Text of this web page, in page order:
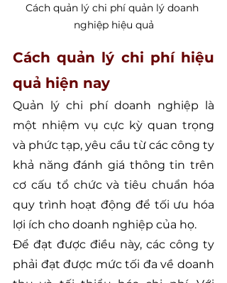
Cách quản lý chi phí quản lý doanh
nghiệp hiệu quả
Cách quản lý chi phí hiệu
quả hiện nay
Quản lý chi phí doanh nghiệp là
một nhiệm vụ cực kỳ quan trọng
và phức tạp, yêu cầu từ các công ty
khả năng đánh giá thông tin trên
cơ cấu tổ chức và tiêu chuẩn hóa
quy trình hoạt động để tối ưu hóa
lợi ích cho doanh nghiệp của họ.
Để đạt được điều này, các công ty
phải đạt được mức tối đa về doanh